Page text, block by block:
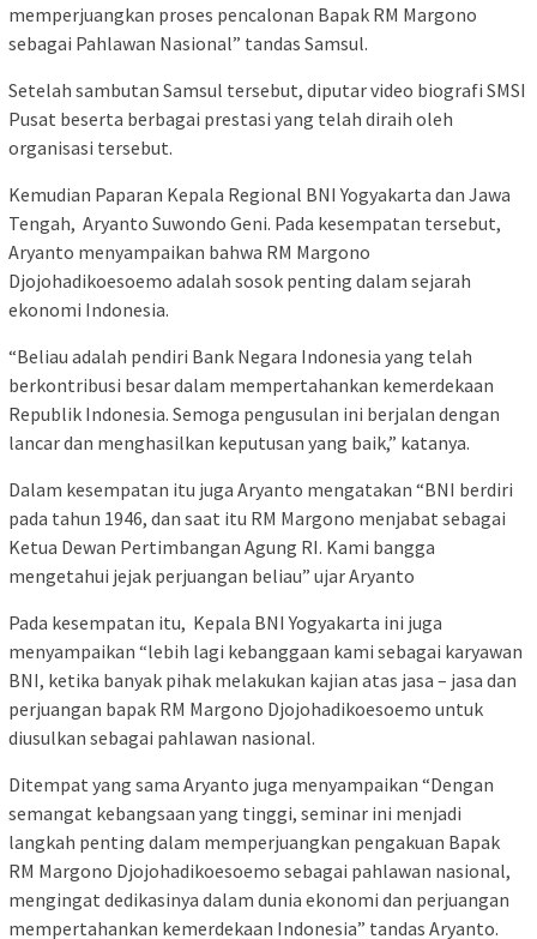
memperjuangkan proses pencalonan Bapak RM Margono
sebagai Pahlawan Nasional” tandas Samsul.
Setelah sambutan Samsul tersebut, diputar video biografi SMSI
Pusat beserta berbagai prestasi yang telah diraih oleh
organisasi tersebut.
Kemudian Paparan Kepala Regional BNI Yogyakarta dan Jawa
Tengah, Aryanto Suwondo Geni. Pada kesempatan tersebut,
Aryanto menyampaikan bahwa RM Margono
Djojohadikoesoemo adalah sosok penting dalam sejarah
ekonomi Indonesia.
“Beliau adalah pendiri Bank Negara Indonesia yang telah
berkontribusi besar dalam mempertahankan kemerdekaan
Republik Indonesia. Semoga pengusulan ini berjalan dengan
lancar dan menghasilkan keputusan yang baik,” katanya.
Dalam kesempatan itu juga Aryanto mengatakan “BNI berdiri
pada tahun 1946, dan saat itu RM Margono menjabat sebagai
Ketua Dewan Pertimbangan Agung RI. Kami bangga
mengetahui jejak perjuangan beliau” ujar Aryanto
Pada kesempatan itu, Kepala BNI Yogyakarta ini juga
menyampaikan “lebih lagi kebanggaan kami sebagai karyawan
BNI, ketika banyak pihak melakukan kajian atas jasa – jasa dan
perjuangan bapak RM Margono Djojohadikoesoemo untuk
diusulkan sebagai pahlawan nasional.
Ditempat yang sama Aryanto juga menyampaikan “Dengan
semangat kebangsaan yang tinggi, seminar ini menjadi
langkah penting dalam memperjuangkan pengakuan Bapak
RM Margono Djojohadikoesoemo sebagai pahlawan nasional,
mengingat dedikasinya dalam dunia ekonomi dan perjuangan
mempertahankan kemerdekaan Indonesia” tandas Aryanto.